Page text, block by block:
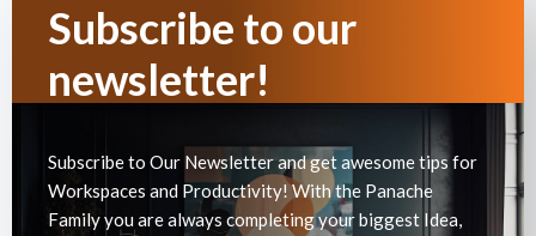
Subscribe to our
newsletter!
Subscribe to Our Newsletter and get awesome tips for
Workspaces and Productivity! With the Panache
Family you are always completing your biggest Idea,